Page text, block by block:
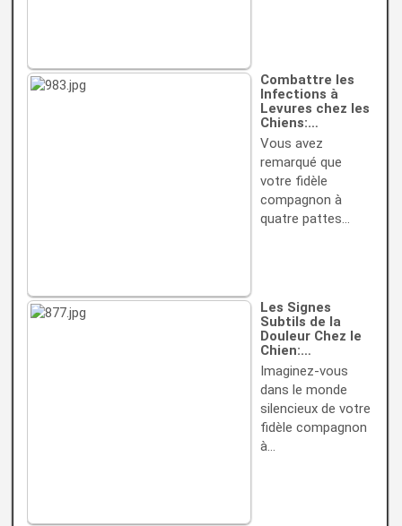
Combattre les
Infections à
Levures chez les
Chiens:…
Vous avez
remarqué que
votre fidèle
compagnon à
quatre pattes…
Les Signes
Subtils de la
Douleur Chez le
Chien:…
Imaginez-vous
dans le monde
silencieux de votre
fidèle compagnon
à…